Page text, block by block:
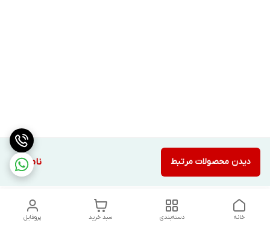
ناموجود دیدن محصولات مرتبط
پروفایل سبد خرید دسته‌بندی خانه